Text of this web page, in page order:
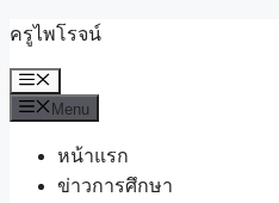
Skip
content
ครูไพโรจน์
Menu
Menu
หน้าแรก
ข่าวการศึกษา